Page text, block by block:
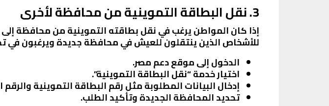
3. نقل البطاقة التموينية من محافظة لأخرى
إذا كان المواطن يرغب في نقل بطاقته التموينية من محافظة
للأشخاص الذين ينتقلون للعيش في محافظة جديدة ويرغبون في
الدخول إلى موقع دعم مصر.
اختيار خدمة “نقل البطاقة التموينية”.
إدخال البيانات المطلوبة مثل رقم البطاقة التموينية
تحديد المحافظة الجديدة وتأكيد الطلب.